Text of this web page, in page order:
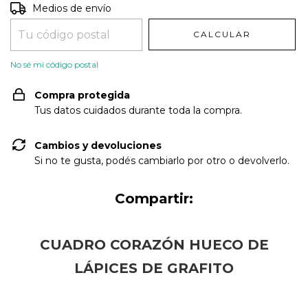
Entregas para el CP:
Medios de envío
CALCULAR
No sé mi código postal
Compra protegida
Tus datos cuidados durante toda la compra.
Cambios y devoluciones
Si no te gusta, podés cambiarlo por otro o devolverlo.
Compartir:
CUADRO CORAZÓN HUECO DE
LÁPICES DE GRAFITO